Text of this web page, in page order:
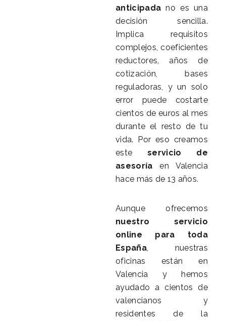
anticipada no es una
decisión sencilla.
Implica requisitos
complejos, coeficientes
reductores, años de
cotización, bases
reguladoras, y un solo
error puede costarte
cientos de euros al mes
durante el resto de tu
vida. Por eso creamos
esteservicio de
asesoría en Valencia
hace más de 13 años.
Aunque ofrecemos
nuestro servicio
online para toda
España, nuestras
oficinas están en
Valencia y hemos
ayudado a cientos de
valencianos y
residentes de la